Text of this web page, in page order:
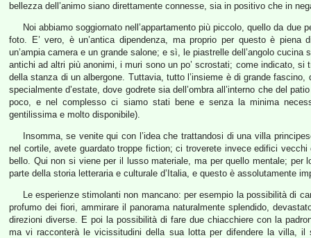
bellezza dell’animo siano direttamente connesse, sia in positivo che in
Noi abbiamo soggiornato nell’appartamento più piccolo, quello da due
foto. E’ vero, è un’antica dipendenza, ma proprio per questo è
un’ampia camera e un grande salone; e sì, le piastrelle dell’angolo cucina
antichi ad altri più anonimi, i muri sono un po’ scrostati; come indicato,
della stanza di un albergone. Tuttavia, tutto l’insieme è di grande
specialmente d’estate, dove godrete sia dell’ombra all’interno che del
poco, e nel complesso ci siamo stati bene e senza la minima
gentilissima e molto disponibile).
Insomma, se venite qui con l’idea che trattandosi di una villa
nel cortile, avete guardato troppe fiction; ci troverete invece edifici
bello. Qui non si viene per il lusso materiale, ma per quello mentale;
parte della storia letteraria e culturale d’Italia, e questo è assolutamente
Le esperienze stimolanti non mancano: per esempio la possibilità di
profumo dei fiori, ammirare il panorama naturalmente splendido,
direzioni diverse. E poi la possibilità di fare due chiacchiere con la
ma vi racconterà le vicissitudini della sua lotta per difendere la villa,